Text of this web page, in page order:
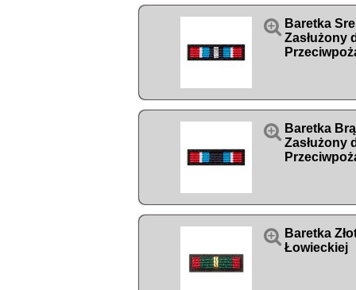
 Baretka
Zasłużony
 Baretka
Zasłużony
 Baretka
Łowieckiej